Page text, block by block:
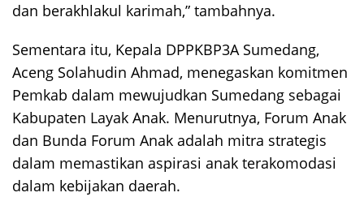
dan berakhlakul karimah,” tambahnya.
Sementara itu, Kepala DPPKBP3A Sumedang,
Aceng Solahudin Ahmad, menegaskan komitmen
Pemkab dalam mewujudkan Sumedang sebagai
Kabupaten Layak Anak. Menurutnya, Forum Anak
dan Bunda Forum Anak adalah mitra strategis
dalam memastikan aspirasi anak terakomodasi
dalam kebijakan daerah.